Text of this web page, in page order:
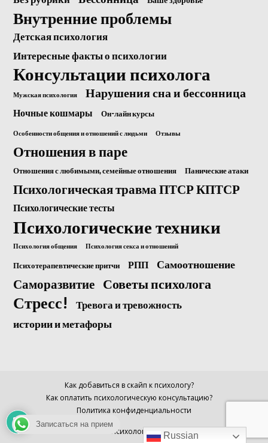
Внутренние проблемы
Детская психология
Интересные факты о психологии
Консультации психолога
Мужская психология Нарушения сна и бессонница
Ночные кошмары Он-лайн курсы
Особенности общения и отношений с людьми Отзывы
Отношения в паре
Отношения с любимыми, семейные отношения Панические атаки
Психологическая травма ПТСР КПТСР
Психологические тесты
Психологические техники
Психология общения Психология секса и отношений
Психотерапевтические притчи РПП Самоотношение
Саморазвитие Советы психолога
Стресс! Тревога и тревожность
истории и метафоры
Как добавиться в скайп к психологу?
Как оплатить психологическую консультацию?
Политика конфиденциальности
© Психолог АннаRussian
Записаться на прием